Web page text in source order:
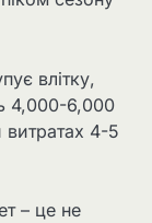
влітку,
4,000-6,000
витратах 4-5
– це не